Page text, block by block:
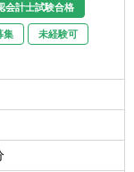
大化に向けた財
ロー最適化に向け
務戦略・資金施策
計／財務戦略に
会計士試験合格
集 未経験可